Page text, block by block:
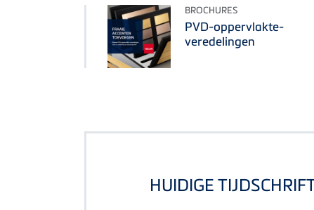
BROCHURES
PVD-oppervlakte-
veredelingen
HUIDIGE